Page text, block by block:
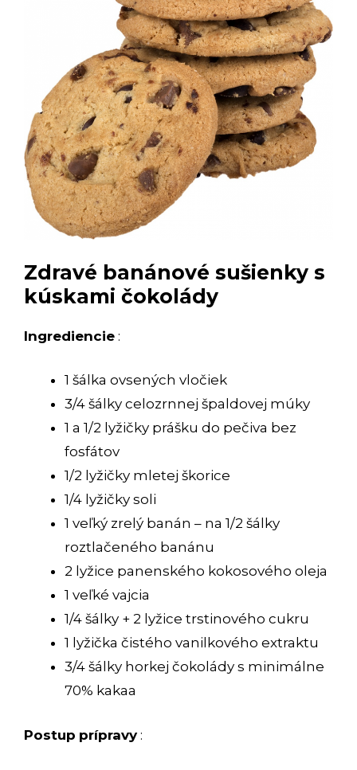
Zdravé banánové sušienky s
kúskami čokolády
Ingrediencie :
1 šálka ovsených vločiek
3/4 šálky celozrnnej špaldovej múky
1 a 1/2 lyžičky prášku do pečiva bez
fosfátov
1/2 lyžičky mletej škorice
1/4 lyžičky soli
1 veľký zrelý banán – na 1/2 šálky
roztlačeného banánu
2 lyžice panenského kokosového oleja
1 veľké vajcia
1/4 šálky + 2 lyžice trstinového cukru
1 lyžička čistého vanilkového extraktu
3/4 šálky horkej čokolády s minimálne
70% kakaa
Postup prípravy: